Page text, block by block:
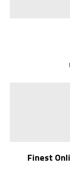
Finest